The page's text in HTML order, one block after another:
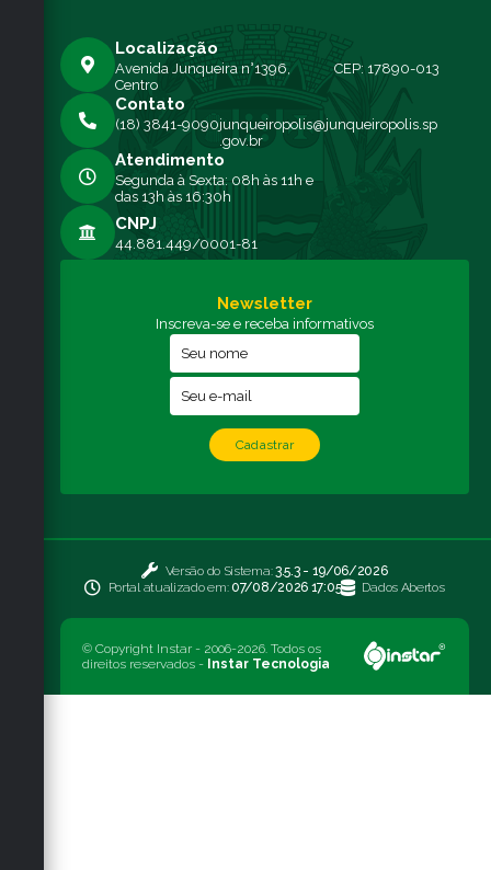
Localização
Avenida Junqueira n°1396,
Centro
CEP: 17890-013
Contato
(18) 3841-9090junqueiropolis@junqueiropolis.sp
.gov.br
Atendimento
Segunda à Sexta: 08h às 11h e
das 13h às 16:30h
CNPJ
44.881.449/0001-81
Newsletter
Inscreva-se e receba informativos
Cadastrar
Versão do Sistema:3.5.3 - 19/06/2026
Portal atualizado em: 07/08/2026 17:05 Dados Abertos
© Copyright Instar - 2006-2026. Todos os
direitos reservados - Instar Tecnologia